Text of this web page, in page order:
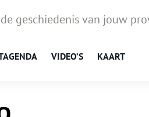
geschiedenis van jouw
VIDEO’S KAART